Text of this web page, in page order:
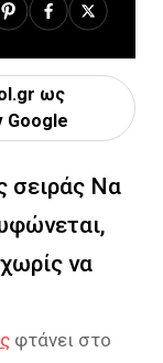
ως
Google
σειράς Να
να
φτάνει στο